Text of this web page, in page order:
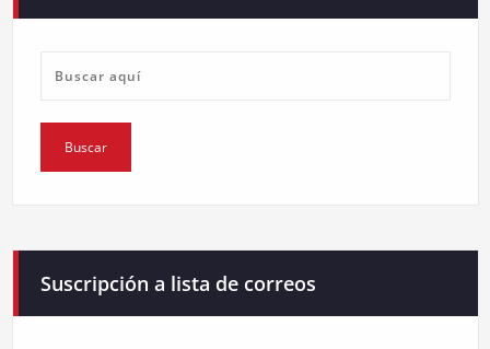
Suscripción a lista de correos